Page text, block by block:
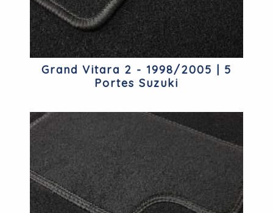
Grand Vitara 2 - 1998/2005 | 5
Portes Suzuki